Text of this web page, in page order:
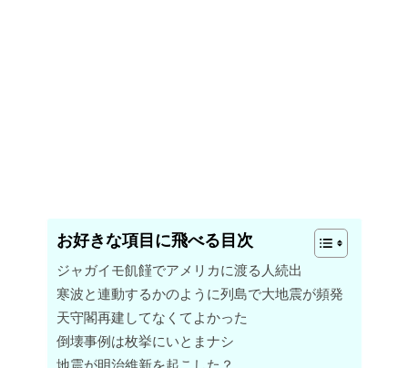
お好きな項目に飛べる目次
ジャガイモ飢饉でアメリカに渡る人続出
寒波と連動するかのように列島で大地震が頻発
天守閣再建してなくてよかった
倒壊事例は枚挙にいとまナシ